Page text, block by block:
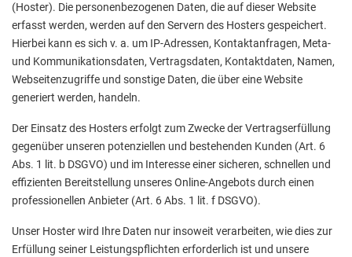
(Hoster). Die personenbezogenen Daten, die auf dieser Website
erfasst werden, werden auf den Servern des Hosters gespeichert.
Hierbei kann es sich v. a. um IP-Adressen, Kontaktanfragen, Meta-
und Kommunikationsdaten, Vertragsdaten, Kontaktdaten, Namen,
Webseitenzugriffe und sonstige Daten, die über eine Website
generiert werden, handeln.
Der Einsatz des Hosters erfolgt zum Zwecke der Vertragserfüllung
gegenüber unseren potenziellen und bestehenden Kunden (Art. 6
Abs. 1 lit. b DSGVO) und im Interesse einer sicheren, schnellen und
effizienten Bereitstellung unseres Online-Angebots durch einen
professionellen Anbieter (Art. 6 Abs. 1 lit. f DSGVO).
Unser Hoster wird Ihre Daten nur insoweit verarbeiten, wie dies zur
Erfüllung seiner Leistungspflichten erforderlich ist und unsere